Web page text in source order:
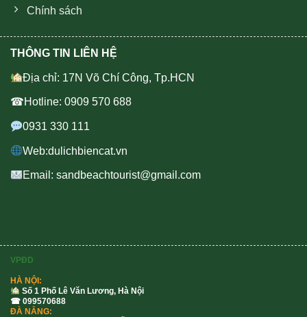
Chính sách
THÔNG TIN LIÊN HỆ
Địa chỉ: 17N Võ Chí Công, Tp.HCN
☎Hotline: 0909 570 688
0931 330 111
Web:dulichbiencat.vn
Email: sandbeachtourist@gmail.com
VPĐD
HÀ NỘI:
Số 1 Phố Lê Văn Lương, Hà Nội
☎ 099570688
ĐÀ NẴNG: